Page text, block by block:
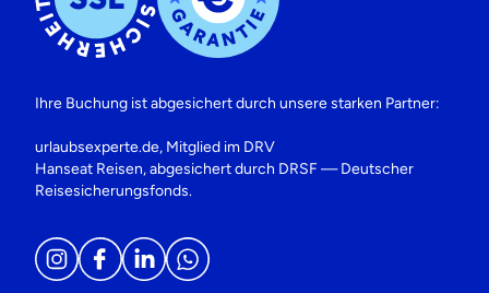
Ihre Buchung ist abgesichert durch unsere starken Partner:
urlaubsexperte.de, Mitglied im DRV
Hanseat Reisen, abgesichert durch DRSF — Deutscher
Reisesicherungsfonds.